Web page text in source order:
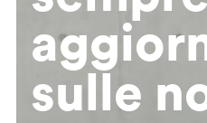
sulle